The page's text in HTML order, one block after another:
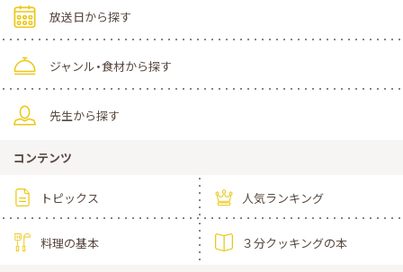
放送日から探す
ジャンル・食材から探す
先生から探す
コンテンツ
トピックス 人気ランキング
料理の基本 ３分クッキングの本